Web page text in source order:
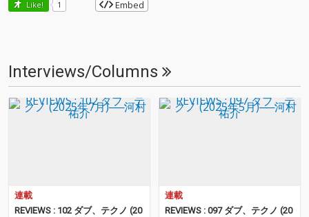
Like! 1 Embed
Interviews/Columns
連載
REVIEWS : 102 ダブ、テクノ (20
連載
REVIEWS : 097 ダブ、テクノ (20